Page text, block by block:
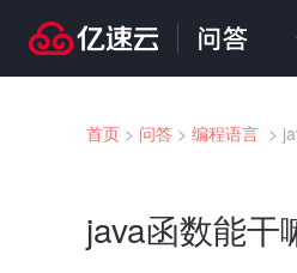
首页 > 问答 > 编程语言 >
java函数能干